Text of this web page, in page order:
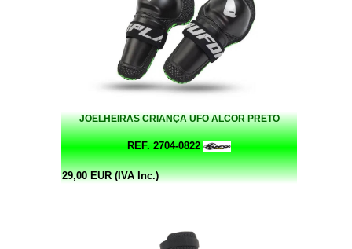
JOELHEIRAS CRIANÇA UFO ALCOR PRETO
REF. 2704-0822
29,00 EUR (IVA Inc.)